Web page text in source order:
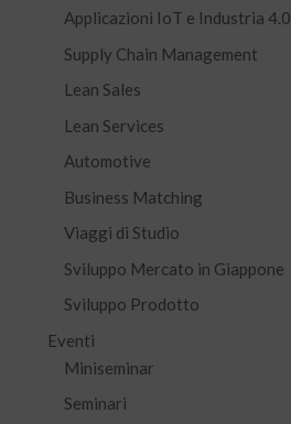
Applicazioni IoT e Industria 4.0
Supply Chain Management
Lean Sales
Lean Services
Automotive
Business Matching
Viaggi di Studio
Sviluppo Mercato in Giappone
Sviluppo Prodotto
Eventi
Miniseminar
Seminari